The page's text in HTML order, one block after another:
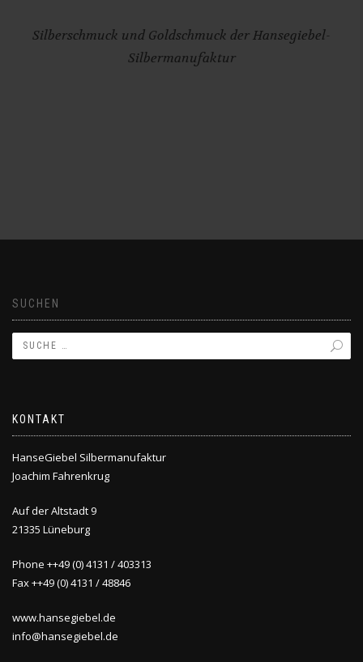
Silberschmuck und Goldschmuck der Hansegiebel-
Silbermanufaktur
SUCHEN
KONTAKT
HanseGiebel Silbermanufaktur
Joachim Fahrenkrug
Auf der Altstadt 9
21335 Lüneburg
Phone ++49 (0) 4131 / 403313
Fax ++49 (0) 4131 / 48846
www.hansegiebel.de
info@hansegiebel.de